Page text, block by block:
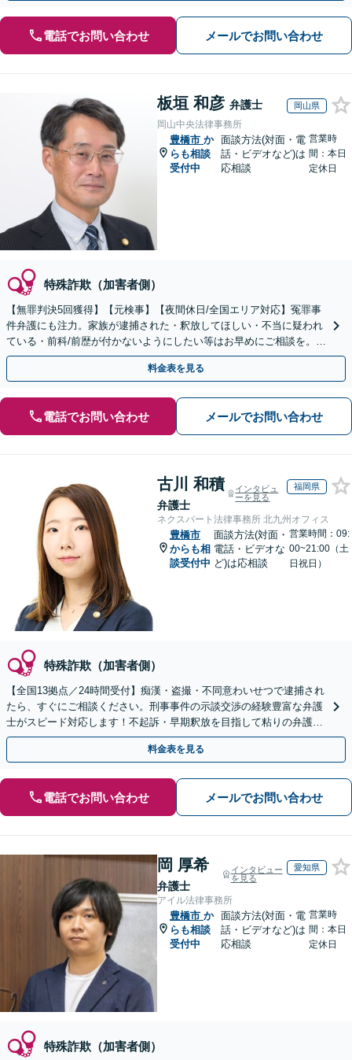
電話でお問い合わせ メールでお問い合わせ
板垣 和彦 弁護士 岡山県
岡山中央法律事務所
豊橋市 か
らも相談
受付中
面談方法(対面・電
話・ビデオなど)は
応相談
営業時
間：本日
定休日
特殊詐欺（加害者側）
【無罪判決5回獲得】【元検事】【夜間休日/全国エリア対応】冤罪事
件弁護にも注力。家族が逮捕された・釈放してほしい・不当に疑われ
ている・前科/前歴が付かないようにしたい等はお早めにご相談を。迅
速に的確な対応に定評あり【分割払い可】
料金表を見る
電話でお問い合わせ メールでお問い合わせ
古川 和積
弁護士
インタビュ
ーを見る
福岡県
ネクスパート法律事務所 北九州オフィス
豊橋市
からも相
談受付中
面談方法(対面・
電話・ビデオな
ど)は応相談
営業時間：09:
00~21:00（土
日祝日）
特殊詐欺（加害者側）
【全国13拠点／24時間受付】痴漢・盗撮・不同意わいせつで逮捕され
たら、すぐにご相談ください。刑事事件の示談交渉の経験豊富な弁護
士がスピード対応します！不起訴・早期釈放を目指して粘りの弁護活
動を行います。
料金表を見る
電話でお問い合わせ メールでお問い合わせ
岡 厚希
弁護士
インタビュー
を見る
愛知県
アイル法律事務所
豊橋市 か
らも相談
受付中
面談方法(対面・電
話・ビデオなど)は
応相談
営業時
間：本日
定休日
特殊詐欺（加害者側）